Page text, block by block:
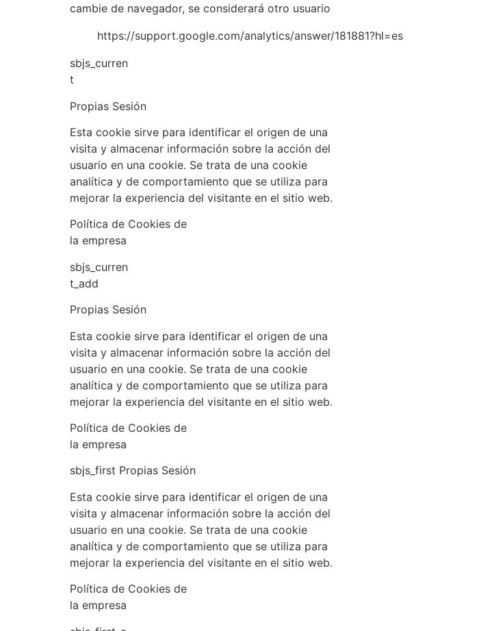
cambie de navegador, se considerará otro usuario
https://support.google.com/analytics/answer/181881?hl=es
sbjs_curren
t
Propias Sesión
Esta cookie sirve para identificar el origen de una
visita y almacenar información sobre la acción del
usuario en una cookie. Se trata de una cookie
analítica y de comportamiento que se utiliza para
mejorar la experiencia del visitante en el sitio web.
Política de Cookies de
la empresa
sbjs_curren
t_add
Propias Sesión
Esta cookie sirve para identificar el origen de una
visita y almacenar información sobre la acción del
usuario en una cookie. Se trata de una cookie
analítica y de comportamiento que se utiliza para
mejorar la experiencia del visitante en el sitio web.
Política de Cookies de
la empresa
sbjs_first Propias Sesión
Esta cookie sirve para identificar el origen de una
visita y almacenar información sobre la acción del
usuario en una cookie. Se trata de una cookie
analítica y de comportamiento que se utiliza para
mejorar la experiencia del visitante en el sitio web.
Política de Cookies de
la empresa